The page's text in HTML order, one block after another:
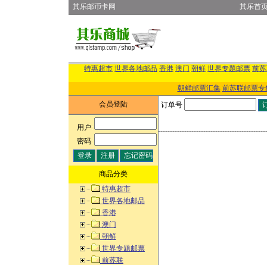
其乐邮币卡网 其乐首
特惠超市 世界各地邮品 香港 澳门 朝鲜 世界专题邮票 前
朝鲜邮票汇集 前苏联邮票专
会员登陆
用户:
密码:
商品分类
特惠超市
世界各地邮品
香港
澳门
朝鲜
世界专题邮票
前苏联
订单号